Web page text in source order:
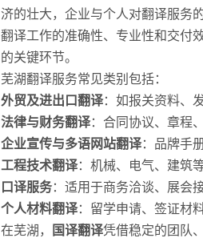
济的壮大，企业与个人对翻译服务
翻译工作的准确性、专业性和交付
的关键环节。
芜湖翻译服务常见类别包括：
外贸及进出口翻译：如报关资料、
法律与财务翻译：合同协议、章程
企业宣传与多语网站翻译：品牌手
工程技术翻译：机械、电气、建筑
口译服务：适用于商务洽谈、展会
个人材料翻译：留学申请、签证材
在芜湖，
国译翻译凭借稳定的团队